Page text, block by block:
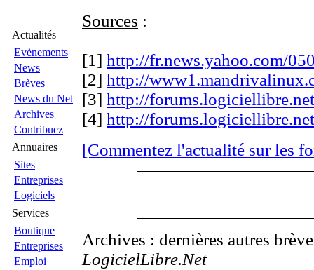
Actualités
Evènements
News
Brèves
News du Net
Archives
Contribuez
Annuaires
Sites
Entreprises
Logiciels
Services
Boutique
Entreprises
Emploi
Sources :
[1] http://fr.news.yahoo.com/
[2] http://
[3] http://
[4] http://
[Commentez l'actualité sur les
Archives : dernières autres
LogicielLibre.Net